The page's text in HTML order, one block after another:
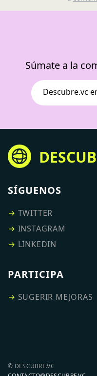
Súmate a la
Descubre.vc
SÍGUENOS
→ TWITTER
→ INSTAGRAM
→ LINKEDIN
PARTICIPA
→ SUGERIR MEJORAS
© DESCUBRE.VC